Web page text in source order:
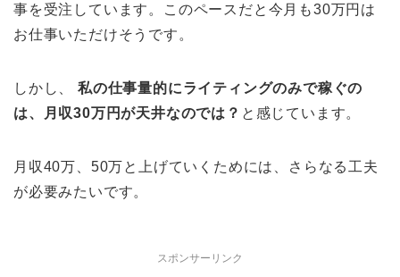
事を受注しています。このペースだと今月も30万円は
お仕事いただけそうです。
しかし、 私の仕事量的にライティングのみで稼ぐの
は、月収30万円が天井なのでは？ と感じています。
月収40万、50万と上げていくためには、さらなる工夫
が必要みたいです。
スポンサーリンク